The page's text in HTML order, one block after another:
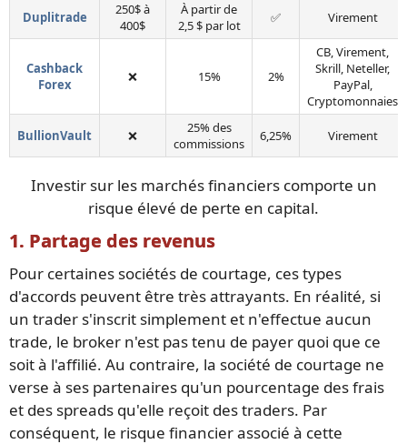
Duplitrade
250$ à
400$
À partir de
2,5 $ par lot
✅ Virement
Cashback
Forex
❌ 15% 2%
CB, Virement,
Skrill, Neteller,
PayPal,
Cryptomonnaies
BullionVault ❌
25% des
commissions
6,25% Virement
Investir sur les marchés financiers comporte un
risque élevé de perte en capital.
1. Partage des revenus
Pour certaines sociétés de courtage, ces types
d'accords peuvent être très attrayants. En réalité, si
un trader s'inscrit simplement et n'effectue aucun
trade, le broker n'est pas tenu de payer quoi que ce
soit à l'affilié. Au contraire, la société de courtage ne
verse à ses partenaires qu'un pourcentage des frais
et des spreads qu'elle reçoit des traders. Par
conséquent, le risque financier associé à cette